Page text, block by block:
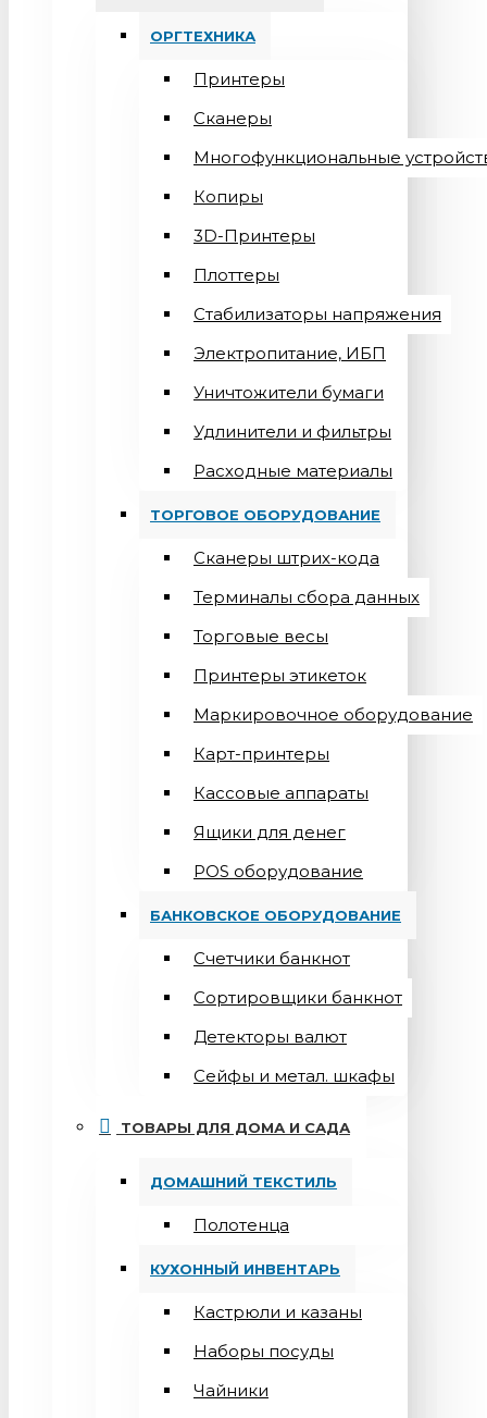
ОРГТЕХНИКА
Принтеры
Сканеры
Многофункциональные
Копиры
3D-Принтеры
Плоттеры
Стабилизаторы напряжения
Электропитание, ИБП
Уничтожители бумаги
Удлинители и фильтры
Расходные материалы
ТОРГОВОЕ ОБОРУДОВАНИЕ
Сканеры штрих-кода
Терминалы сбора данных
Торговые весы
Принтеры этикеток
Маркировочное оборудование
Карт-принтеры
Кассовые аппараты
Ящики для денег
POS оборудование
БАНКОВСКОЕ ОБОРУДОВАНИЕ
Счетчики банкнот
Сортировщики банкнот
Детекторы валют
Сейфы и метал. шкафы
ТОВАРЫ ДЛЯ ДОМА И САДА
ДОМАШНИЙ ТЕКСТИЛЬ
Полотенца
КУХОННЫЙ ИНВЕНТАРЬ
Кастрюли и казаны
Наборы посуды
Чайники